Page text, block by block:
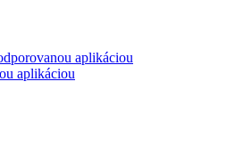
aplikáciou
aplikáciou